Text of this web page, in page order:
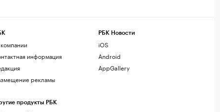
информация
рекламы
продукты РБК
РБК Новости
iOS
Android
AppGallery